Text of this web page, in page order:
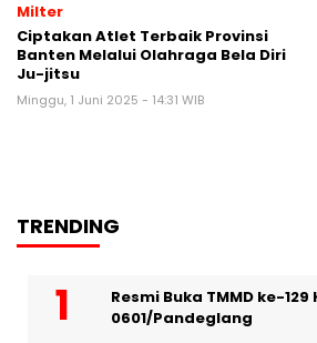
Milter
Ciptakan Atlet Terbaik Provinsi
Banten Melalui Olahraga Bela Diri
Ju-jitsu
Minggu, 1 Juni 2025 - 14:31 WIB
TRENDING
Resmi Buka TMMD ke-129
0601/Pandeglang